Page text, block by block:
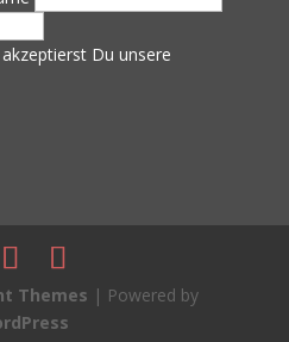
Du unsere
Themes | Powered by